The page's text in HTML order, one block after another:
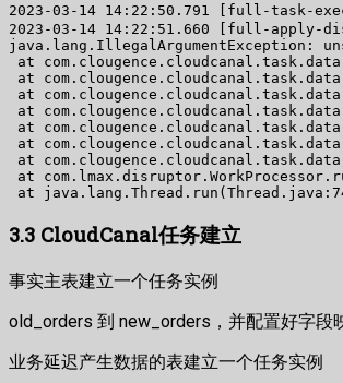
2023-03-14 14:22:50.791 [full-task-
2023-03-14 14:22:51.660 [full-apply-
java.lang.IllegalArgumentException:
at
at
at
at
at
at
at
at
3.3 CloudCanal任务建立
事实主表建立一个任务实例
old_orders 到 new_orders，并配置好字段
业务延迟产生数据的表建立一个任务实例